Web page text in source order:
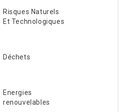
Risques Naturels
Et Technologiques
Déchets
Energies
renouvelables